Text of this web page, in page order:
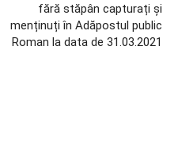
fără stăpân capturați și
menținuți în Adăpostul public
Roman la data de 31.03.2021